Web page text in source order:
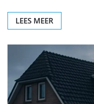
LEES MEER